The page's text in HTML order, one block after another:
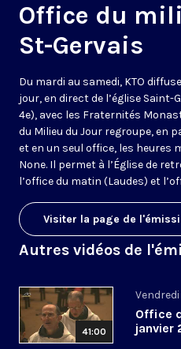
Office du
St-Gervais
Du mardi au samedi, KTO
jour, en direct de l’église
4e), avec les Fraternités
du Milieu du Jour regroupe, en
et en un seul office, les heures
None. Il permet à l’Église de
l’office du matin (Laudes) et
Visiter la page de
Autres vidéos de
41:00
Vendredi
Office
janvier